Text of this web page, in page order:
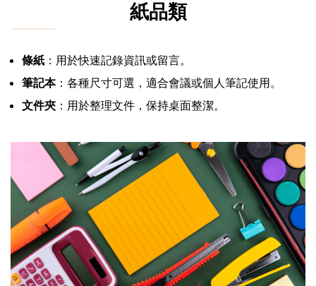
紙品類
條紙 ：用於快速記錄資訊或留言。
筆記本：各種尺寸可選，適合會議或個人筆記使用。
文件夾 ：用於整理文件，保持桌面整潔。